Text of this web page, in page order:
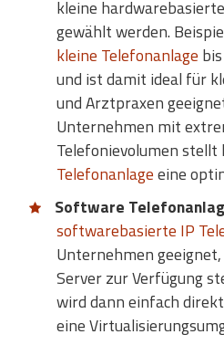
kleine
gewählt werden.
kleine Telefonanlage
und ist damit ideal für
und Arztpraxen
Unternehmen mit
Telefonievolumen stellt
Telefonanlageeine
Software
softwarebasierte IP
Unternehmen
Server zur Verfügung
wird dann einfach
eine